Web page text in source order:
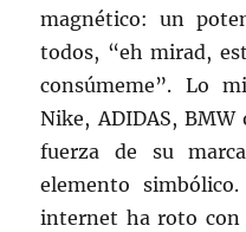
magnético: un
todos, “eh mirad,
consúmeme”. Lo
Nike, ADIDAS,
fuerza de su
elemento
internet ha roto con